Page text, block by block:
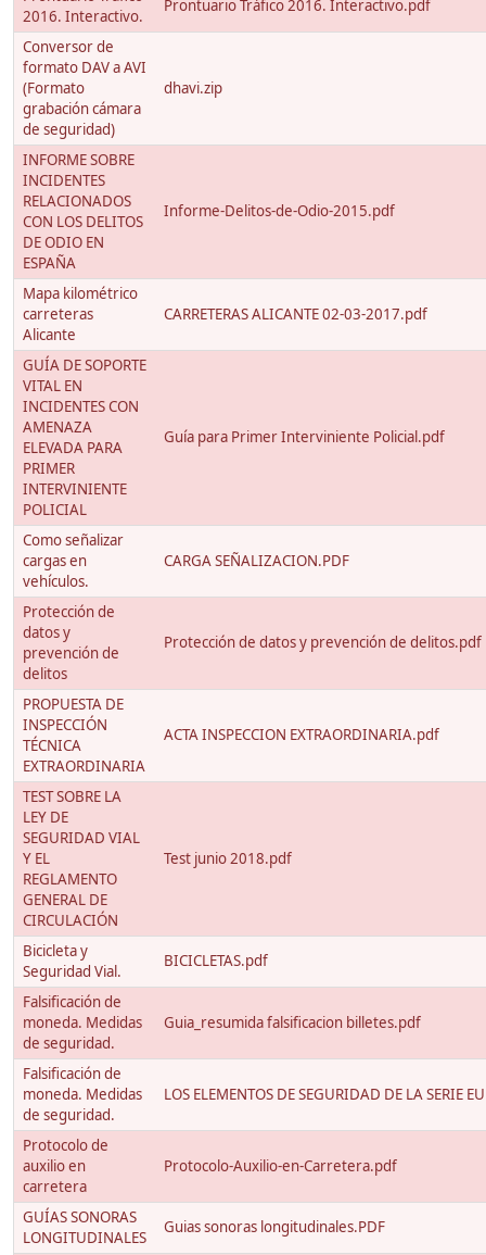
2016. Interactivo.
Prontuario Tráfico 2016. Interactivo.pdf
Conversor de
formato DAV a AVI
(Formato
grabación cámara
de seguridad)
dhavi.zip
INFORME SOBRE
INCIDENTES
RELACIONADOS
CON LOS DELITOS
DE ODIO EN
ESPAÑA
Informe-Delitos-de-Odio-2015.pdf
Mapa kilométrico
carreteras
Alicante
CARRETERAS ALICANTE 02-03-2017.pdf
GUÍA DE SOPORTE
VITAL EN
INCIDENTES CON
AMENAZA
ELEVADA PARA
PRIMER
INTERVINIENTE
POLICIAL
Guía para Primer Interviniente Policial.pdf
Como señalizar
cargas en
vehículos.
CARGA SEÑALIZACION.PDF
Protección de
datos y
prevención de
delitos
Protección de datos y prevención de delitos.pdf
PROPUESTA DE
INSPECCIÓN
TÉCNICA
EXTRAORDINARIA
ACTA INSPECCION EXTRAORDINARIA.pdf
TEST SOBRE LA
LEY DE
SEGURIDAD VIAL
Y EL
REGLAMENTO
GENERAL DE
CIRCULACIÓN
Test junio 2018.pdf
Bicicleta y
Seguridad Vial.
BICICLETAS.pdf
Falsificación de
moneda. Medidas
de seguridad.
Guia_resumida falsificacion billetes.pdf
Falsificación de
moneda. Medidas
de seguridad.
LOS ELEMENTOS DE SEGURIDAD DE LA SERIE
Protocolo de
auxilio en
carretera
Protocolo-Auxilio-en-Carretera.pdf
GUÍAS SONORAS
LONGITUDINALES
Guias sonoras longitudinales.PDF